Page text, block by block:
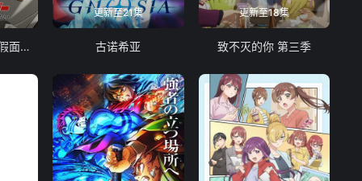
东岛丹三郎想成为假面骑士
更新至21集
古诺希亚
更新至18集
致不灭的你 第三季